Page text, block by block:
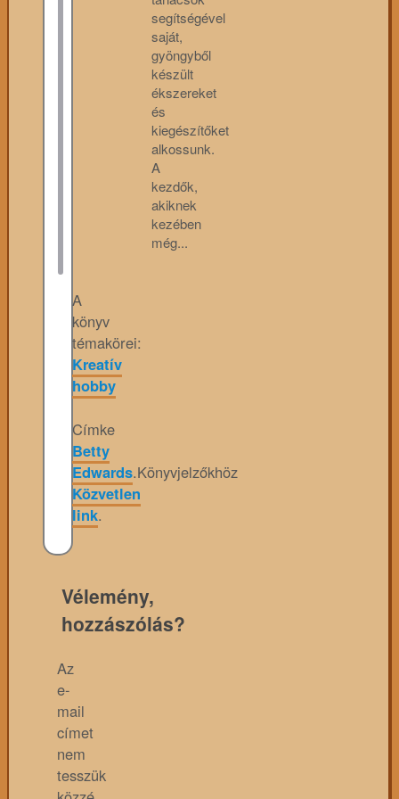
segítségével
saját,
gyöngyből
készült
ékszereket
és
kiegészítőket
alkossunk.
A
kezdők,
akiknek
kezében
még...
A
könyv
témakörei:
Kreatív
hobby
Címke
Betty
Edwards.Könyvjelzőkhöz
Közvetlen
link.
Vélemény,
hozzászólás?
Az
e-
mail
címet
nem
tesszük